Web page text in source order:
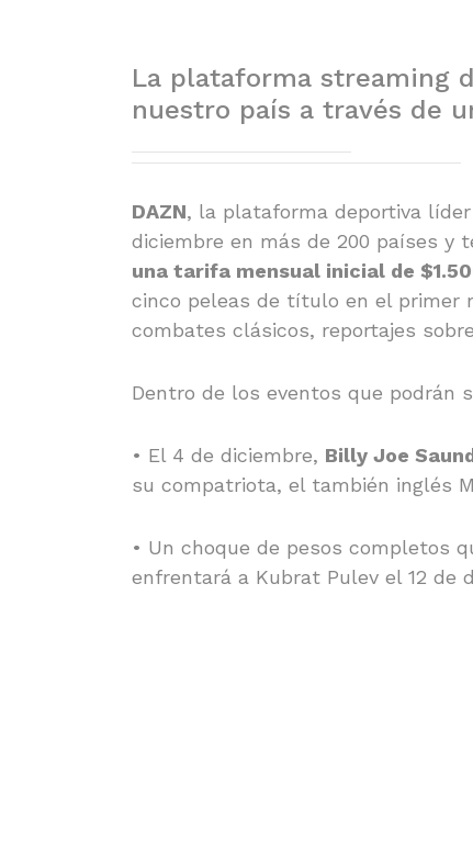
La plataforma streaming
nuestro país a través de
DAZN, la plataforma deportiva
diciembre en más de 200 países y
una tarifa mensual inicial de
cinco peleas de título en el primer
combates clásicos, reportajes
Dentro de los eventos que podrán
• El 4 de diciembre, Billy Joe
su compatriota, el también inglés
• Un choque de pesos completos
enfrentará a Kubrat Pulev el 12 de